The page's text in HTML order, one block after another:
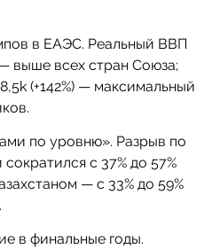
в ЕАЭС. Реальный ВВП
— выше всех стран Союза;
(+142%) — максимальный
по уровню». Разрыв по
с 37% до 57%
— с 33% до 59%
в финальные годы.